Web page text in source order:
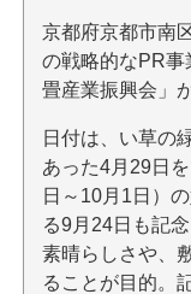
京都府京都市南
の戦略的なPR事
畳産業振興会」
日付は、い草の
あった4月29日
日～10月1日）
る9月24日も記
素晴らしさや、
ることが目的。